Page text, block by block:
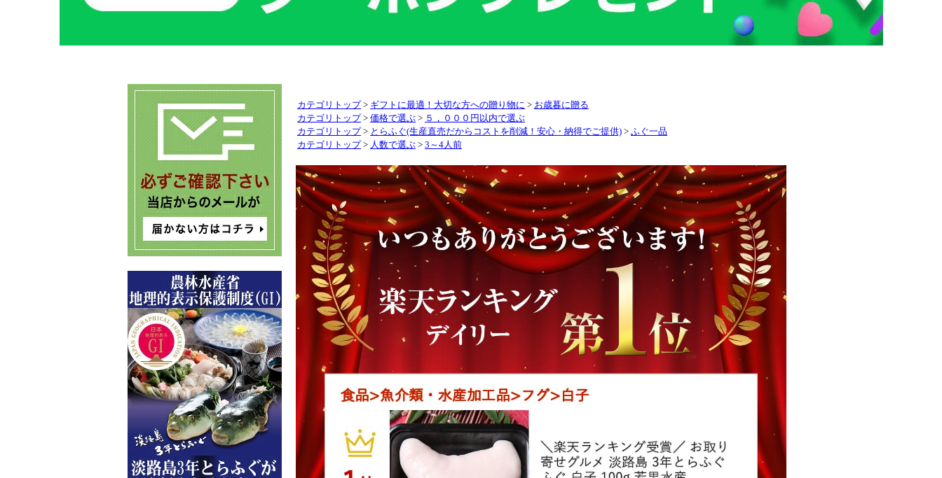
カテゴリトップ > ギフトに最適！大切な方への贈り物に > お歳暮に贈る
カテゴリトップ > 価格で選ぶ > ５，０００円以内で選ぶ
カテゴリトップ > とらふぐ(生産直売だからコストを削減！安心・納得でご提供) > ふぐ一品
カテゴリトップ > 人数で選ぶ > 3～4人前